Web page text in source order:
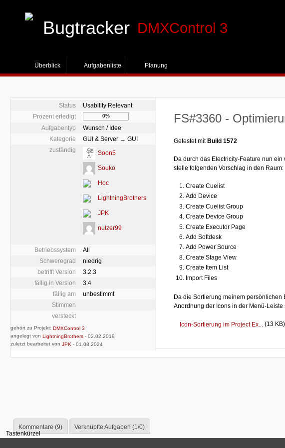
Bugtracker DMXControl 3
Überblick Aufgabenliste Planung
Status
Usability Relevant
Prozent erledigt
0%
Aufgabentyp
Wunsch / Idee
Kategorie
GUI & Server → GUI
zuständig
Soon5
Souko
Hoc
LightningBrothers
JPK
nutzer99
Betriebssystem
All
Schweregrad
niedrig
betrifft Version
3.2.3
fällig in Version
3.4
fällig am
unbestimmt
Stimmen
versteckt
gehört zu Projekt: DMXControl 3
angelegt von LightningBrothers - 02.02.2019
zuletzt bearbeitet von JPK - 01.08.2024
FS#3360 -
Getestet mit Build 1572
Da durch das Electricity-Feature nun
stelle folgenden Vorschlag in den Raum:
Create Cuelist
Add Device
Create Cuelist Group
Create Device Group
Create Executor Page
Add Softdesk
Add Power Source
Create Stage View
Create Item List
Import Files
Da die Sortierung meinem
Anordnung der Icons in der Menü-
Icon-Sortierung im Project Ex... (13 KB)
Kommentare (9)
Verknüpfte Aufgaben (1/0)
Tastenkürzel